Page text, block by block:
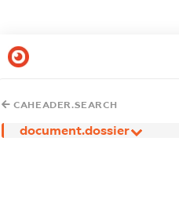
CAHEADER.SEARCH
document.dossier